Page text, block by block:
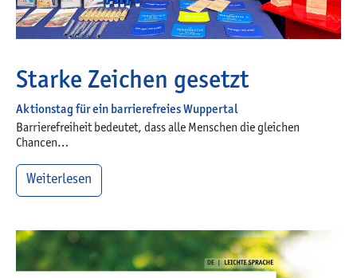
Starke Zeichen gesetzt
Aktionstag für ein barrierefreies Wuppertal
Barrierefreiheit bedeutet, dass alle Menschen die gleichen
Chancen…
Weiterlesen